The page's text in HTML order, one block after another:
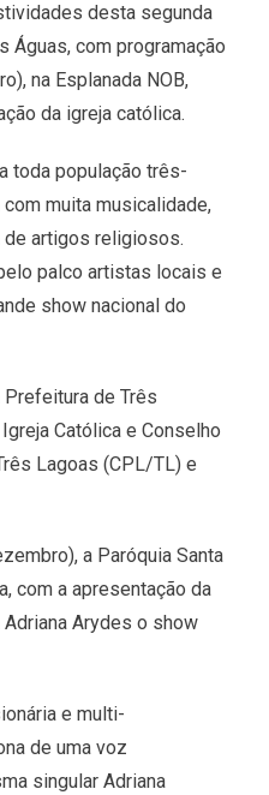
desta segunda
Águas, com programação
na Esplanada NOB,
da igreja católica.
toda população três-
muita musicalidade,
de artigos religiosos.
palco artistas locais e
show nacional do
de Três
Católica e Conselho
Lagoas (CPL/TL) e
a Paróquia Santa
com a apresentação da
Arydes o show
e multi-
de uma voz
singular Adriana